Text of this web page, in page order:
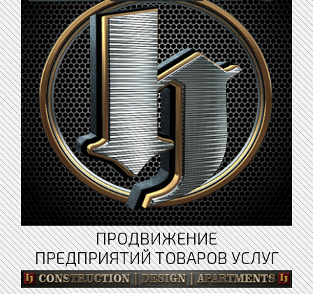
ПРОДВИЖЕНИЕ
ПРЕДПРИЯТИЙ ТОВАРОВ УСЛУГ